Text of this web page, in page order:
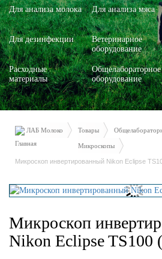
Для анализа молока Для анализа мяса
Для дезинфекции
Ветеринарное
оборудование
Расходные
материалы
Общелабораторное
оборудование
ЛАБ Молоко Товары
Микроскопы
Микроскоп инвертированный Nikon Eclipse
Микроскоп
Nikon Eclipse TS100